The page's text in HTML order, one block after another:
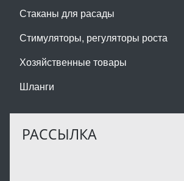
Стаканы для расады
Стимуляторы, регуляторы роста
Хозяйственные товары
Шланги
РАССЫЛКА